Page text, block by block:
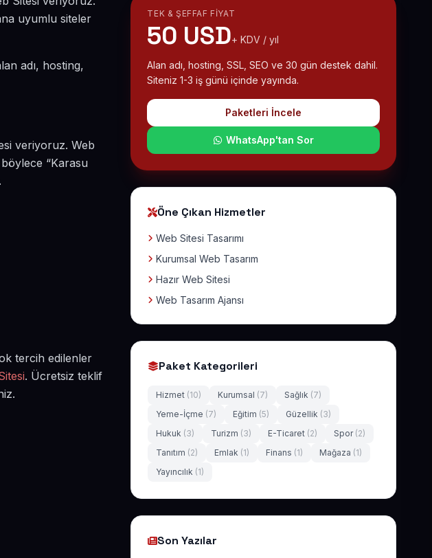
uyumlu siteler
adı, hosting,
veriyoruz. Web
“Karasu
tercih edilenler
. Ücretsiz teklif
TEK & ŞEFFAF FIYAT
50 USD+ KDV / yıl
Alan adı, hosting, SSL, SEO ve 30 gün destek dahil.
Siteniz 1-3 iş günü içinde yayında.
Paketleri İncele
WhatsApp'tan Sor
Öne Çıkan Hizmetler
Web Sitesi Tasarımı
Kurumsal Web Tasarım
Hazır Web Sitesi
Web Tasarım Ajansı
Paket Kategorileri
Hizmet (10) Kurumsal (7) Sağlık (7)
Yeme-İçme (7) Eğitim (5) Güzellik (3)
Hukuk (3) Turizm (3) E-Ticaret (2) Spor (2)
Tanıtım (2) Emlak (1) Finans (1) Mağaza (1)
Yayıncılık (1)
Son Yazılar